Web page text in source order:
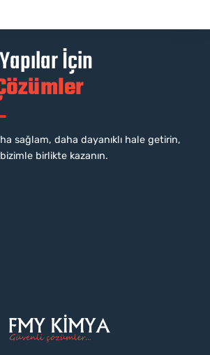
İçin
sağlam, daha dayanıklı hale getirin,
bizimle birlikte kazanın.